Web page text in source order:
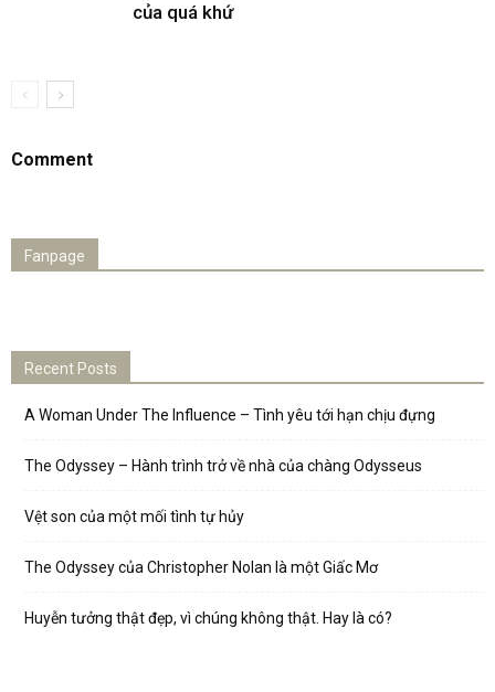
của quá khứ
Comment
Fanpage
Recent Posts
A Woman Under The Influence – Tình yêu tới hạn chịu đựng
The Odyssey – Hành trình trở về nhà của chàng Odysseus
Vệt son của một mối tình tự hủy
The Odyssey của Christopher Nolan là một Giấc Mơ
Huyễn tưởng thật đẹp, vì chúng không thật. Hay là có?